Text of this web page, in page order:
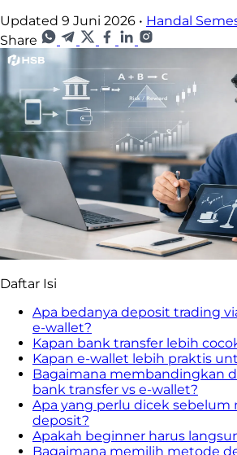
Updated 9 Juni 2026 • Handal
Share
Daftar Isi
Apa bedanya deposit trading
e-wallet?
Kapan bank transfer lebih
Kapan e-wallet lebih praktis
Bagaimana membandingkan
bank transfer vs e-wallet?
Apa yang perlu dicek sebelum
deposit?
Apakah beginner harus
Bagaimana memilih metode